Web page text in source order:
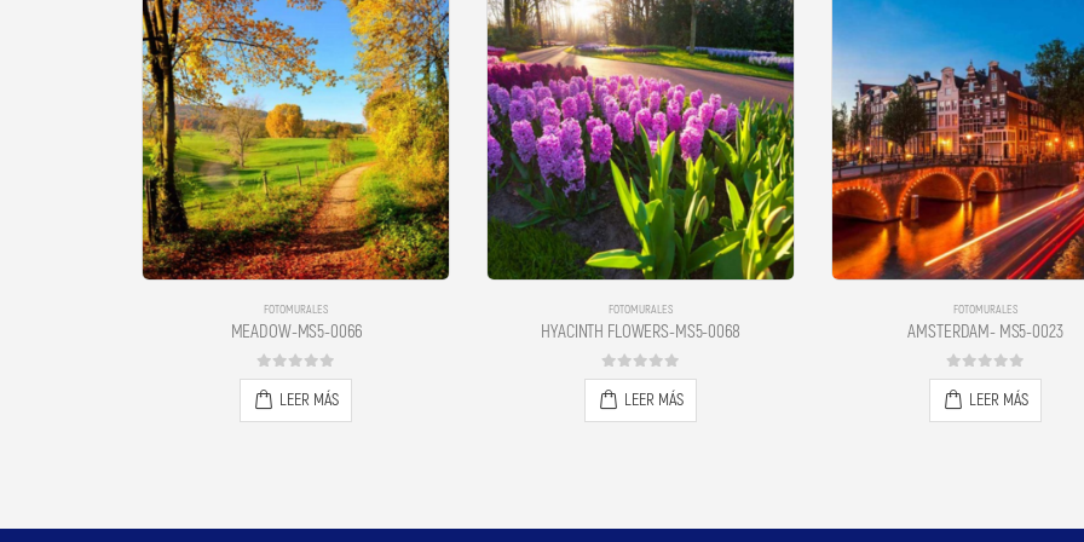
FOTOMURALES
MEADOW-MS5-0066
0out of 5
LEER MÁS
FOTOMURALES
HYACINTH FLOWERS-MS5-0068
0out of 5
LEER MÁS
FOTOMURALES
AMSTERDAM- MS5-0023
0out of 5
LEER MÁS